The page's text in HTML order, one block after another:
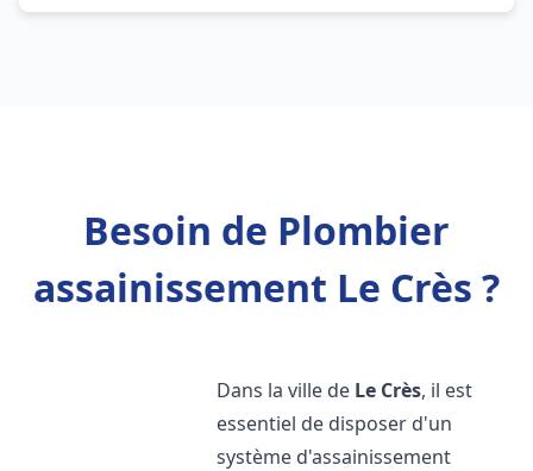
Besoin de Plombier
assainissement Le Crès ?
Dans la ville de Le Crès, il est
essentiel de disposer d'un
système d'assainissement